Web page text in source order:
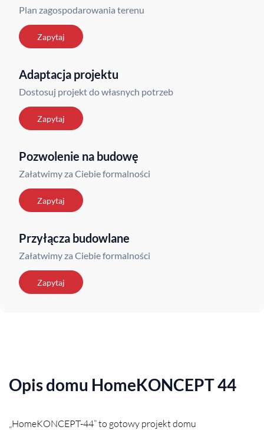
Plan zagospodarowania terenu
Zapytaj
Adaptacja projektu
Dostosuj projekt do własnych potrzeb
Zapytaj
Pozwolenie na budowę
Załatwimy za Ciebie formalności
Zapytaj
Przyłącza budowlane
Załatwimy za Ciebie formalności
Zapytaj
Opis domu HomeKONCEPT 44
„HomeKONCEPT-44” to gotowy projekt domu